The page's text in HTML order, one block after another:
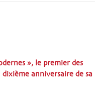
», le premier des
anniversaire de sa